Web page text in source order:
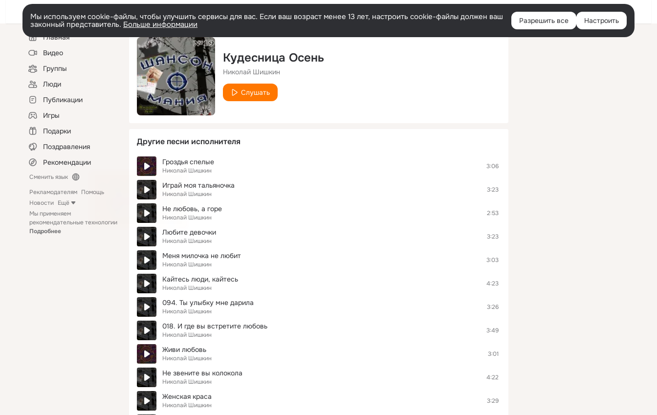
Войти
Мы используем cookie-файлы, чтобы улучшить сервисы для вас. Если ваш возраст менее 13 лет, настроить cookie-файлы должен ваш
законный представитель. Больше информации Разрешить все Настроить
Левая
колонкаГлавная
Видео
Группы
Люди
Публикации
Игры
Подарки
Поздравления
Рекомендации
Сменить язык
Рекламодателям Помощь
Новости Ещё
Мы применяем
рекомендательные технологии
Подробнее
Кудесница Осень
Николай Шишкин
Слушать
Другие песни исполнителя
Гроздья спелые
Николай Шишкин
3:06
Играй моя тальяночка
Николай Шишкин
3:23
Не любовь, а горе
Николай Шишкин
2:53
Любите девочки
Николай Шишкин
3:23
Меня милочка не любит
Николай Шишкин
3:03
Кайтесь люди, кайтесь
Николай Шишкин
4:23
094. Ты улыбку мне дарила
Николай Шишкин
3:26
018. И где вы встретите любовь
Николай Шишкин
3:49
Живи любовь
Николай Шишкин
3:01
Не звените вы колокола
Николай Шишкин
4:22
Женская краса
Николай Шишкин
3:29